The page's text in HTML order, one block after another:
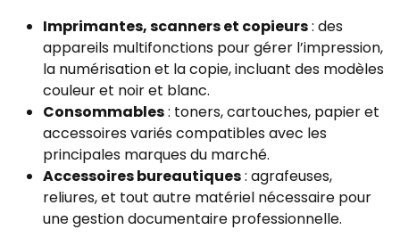
Imprimantes, scanners et copieurs: des
appareils multifonctions pour gérer l’impression,
la numérisation et la copie, incluant des modèles
couleur et noir et blanc.
Consommables: toners, cartouches, papier et
accessoires variés compatibles avec les
principales marques du marché.
Accessoires bureautiques: agrafeuses,
reliures, et tout autre matériel nécessaire pour
une gestion documentaire professionnelle.